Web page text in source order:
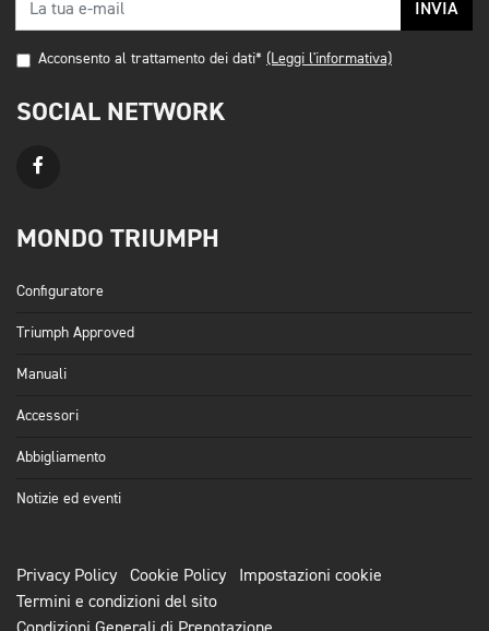
INVIA
Acconsento al trattamento dei dati* (Leggi l'informativa)
SOCIAL NETWORK
MONDO TRIUMPH
Configuratore
Triumph Approved
Manuali
Accessori
Abbigliamento
Notizie ed eventi
Privacy Policy Cookie Policy
Impostazioni cookie
Termini e condizioni del sito